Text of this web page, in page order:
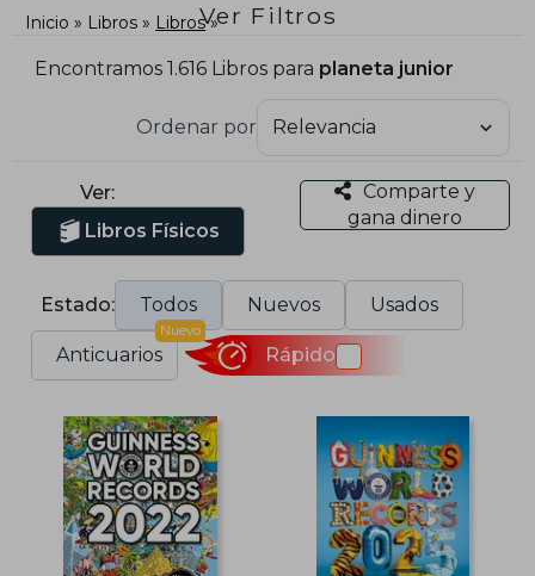
Ver Filtros
Inicio Libros Libros
Encontramos 1.616 Libros para planeta junior
Ordenar por
Ver:
Libros Físicos
Comparte y
gana dinero
Estado: Todos Nuevos Usados
Anticuarios
Nuevo
Rápido